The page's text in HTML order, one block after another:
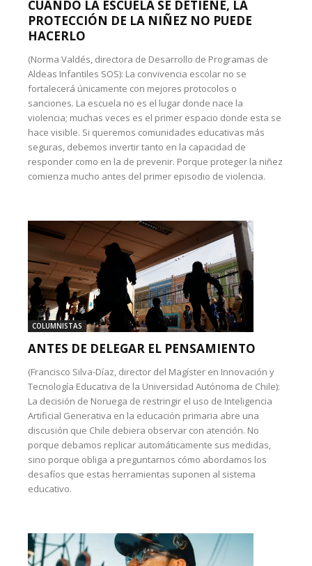
CUANDO LA ESCUELA SE DETIENE, LA
PROTECCIÓN DE LA NIÑEZ NO PUEDE
HACERLO
(Norma Valdés, directora de Desarrollo de Programas de
Aldeas Infantiles SOS): La convivencia escolar no se
fortalecerá únicamente con mejores protocolos o
sanciones. La escuela no es el lugar donde nace la
violencia; muchas veces es el primer espacio donde esta se
hace visible. Si queremos comunidades educativas más
seguras, debemos invertir tanto en la capacidad de
responder como en la de prevenir. Porque proteger la niñez
comienza mucho antes del primer episodio de violencia.
COLUMNISTAS
ANTES DE DELEGAR EL PENSAMIENTO
(Francisco Silva-Díaz, director del Magíster en Innovación y
Tecnología Educativa de la Universidad Autónoma de Chile):
La decisión de Noruega de restringir el uso de Inteligencia
Artificial Generativa en la educación primaria abre una
discusión que Chile debiera observar con atención. No
porque debamos replicar automáticamente sus medidas,
sino porque obliga a preguntarnos cómo abordamos los
desafíos que estas herramientas suponen al sistema
educativo.